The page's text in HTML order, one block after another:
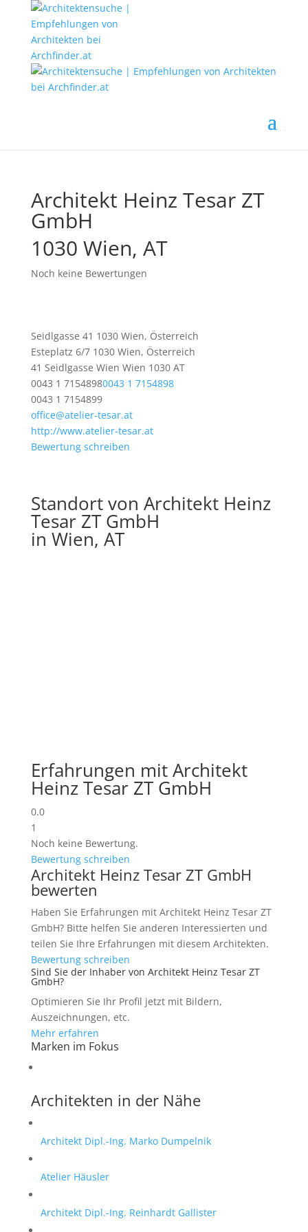
Architekt Heinz Tesar ZT
GmbH
1030 Wien, AT
Noch keine Bewertungen
Seidlgasse 41 1030 Wien, Österreich
Esteplatz 6/7 1030 Wien, Österreich
41 Seidlgasse Wien Wien 1030 AT
0043 1 71548980043 1 7154898
0043 1 7154899
office@atelier-tesar.at
http://www.atelier-tesar.at
Bewertung schreiben
Standort von Architekt Heinz
Tesar ZT GmbH
in Wien, AT
Erfahrungen mit Architekt
Heinz Tesar ZT GmbH
0.0
1
Noch keine Bewertung.
Bewertung schreiben
Architekt Heinz Tesar ZT GmbH
bewerten
Haben Sie Erfahrungen mit Architekt Heinz Tesar ZT
GmbH? Bitte helfen Sie anderen Interessierten und
teilen Sie Ihre Erfahrungen mit diesem Architekten.
Bewertung schreiben
Sind Sie der Inhaber von Architekt Heinz Tesar ZT
GmbH?
Optimieren Sie Ihr Profil jetzt mit Bildern,
Auszeichnungen, etc.
Mehr erfahren
Marken im Fokus
Architekten in der Nähe
Architekt Dipl.-Ing. Marko Dumpelnik
Atelier Häusler
Architekt Dipl.-Ing. Reinhardt Gallister